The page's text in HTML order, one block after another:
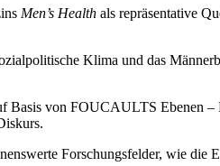
Men’s Health als repräsentative
Klima und das
Basis von FOUCAULTS Ebenen
Forschungsfelder, wie